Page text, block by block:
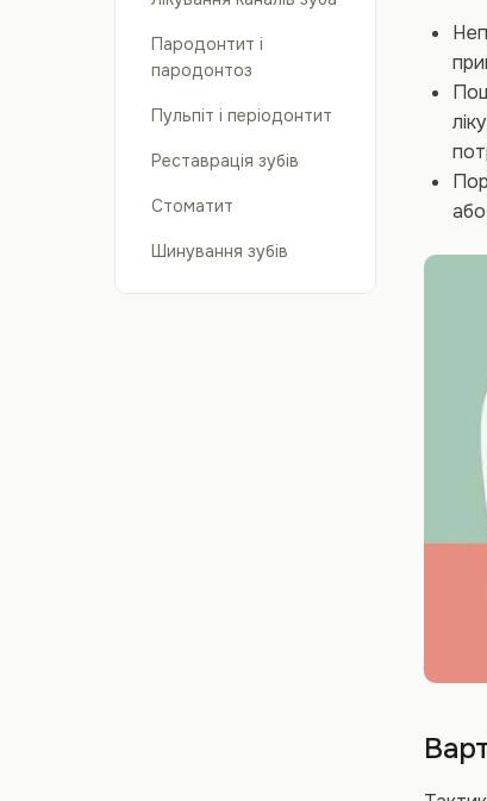
Пародонтит і
пародонтоз
Пульпіт і періодонтит
Реставрація зубів
Стоматит
Шинування зубів